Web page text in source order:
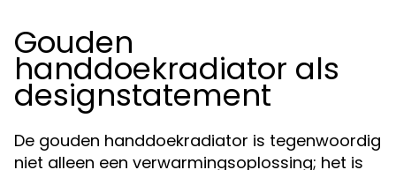
Gouden
handdoekradiator als
designstatement
De gouden handdoekradiator is tegenwoordig
niet alleen een verwarmingsoplossing; het is